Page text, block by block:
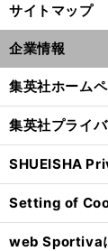
サイトマップ
企業情報
集英社ホーム
集英社プライ
SHUEISHA
Setting of
web Sportiva